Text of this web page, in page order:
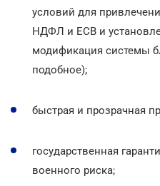
условий для
НДФЛ и ЕСВ и
модификация системы
подобное);
быстрая и прозрачная
государственная
военного риска;